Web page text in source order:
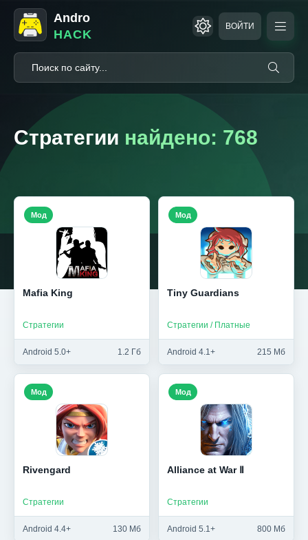
Andro
HACK
ВОЙТИ
Стратегии найдено: 768
Mafia King
Стратегии
Android 5.0+ 1.2 Гб
Мод
Tiny Guardians
Стратегии / Платные
Android 4.1+ 215 Мб
Мод
Rivengard
Стратегии
Android 4.4+ 130 Мб
Мод
Alliance at War Ⅱ
Стратегии
Android 5.1+ 800 Мб
Мод